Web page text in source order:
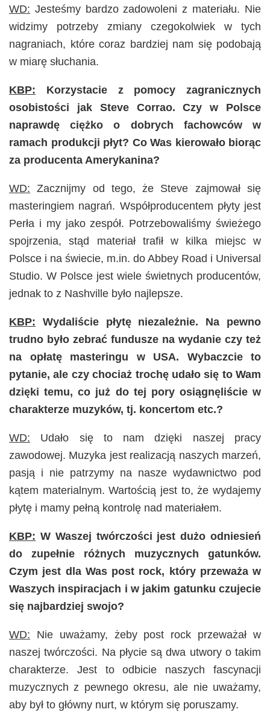
WD: Jesteśmy bardzo zadowoleni z materiału. Nie
widzimy potrzeby zmiany czegokolwiek w tych
nagraniach, które coraz bardziej nam się podobają
w miarę słuchania.
KBP: Korzystacie z pomocy zagranicznych
osobistości jak Steve Corrao. Czy w Polsce
naprawdę ciężko o dobrych fachowców w
ramach produkcji płyt? Co Was kierowało biorąc
za producenta Amerykanina?
WD: Zacznijmy od tego, że Steve zajmował się
masteringiem nagrań. Współproducentem płyty jest
Perła i my jako zespół. Potrzebowaliśmy świeżego
spojrzenia, stąd materiał trafił w kilka miejsc w
Polsce i na świecie, m.in. do Abbey Road i Universal
Studio. W Polsce jest wiele świetnych producentów,
jednak to z Nashville było najlepsze.
KBP: Wydaliście płytę niezależnie. Na pewno
trudno było zebrać fundusze na wydanie czy też
na opłatę masteringu w USA. Wybaczcie to
pytanie, ale czy chociaż trochę udało się to Wam
dzięki temu, co już do tej pory osiągnęliście w
charakterze muzyków, tj. koncertom etc.?
WD: Udało się to nam dzięki naszej pracy
zawodowej. Muzyka jest realizacją naszych marzeń,
pasją i nie patrzymy na nasze wydawnictwo pod
kątem materialnym. Wartością jest to, że wydajemy
płytę i mamy pełną kontrolę nad materiałem.
KBP: W Waszej twórczości jest dużo odniesień
do zupełnie różnych muzycznych gatunków.
Czym jest dla Was post rock, który przeważa w
Waszych inspiracjach i w jakim gatunku czujecie
się najbardziej swojo?
WD: Nie uważamy, żeby post rock przeważał w
naszej twórczości. Na płycie są dwa utwory o takim
charakterze. Jest to odbicie naszych fascynacji
muzycznych z pewnego okresu, ale nie uważamy,
aby był to główny nurt, w którym się poruszamy.